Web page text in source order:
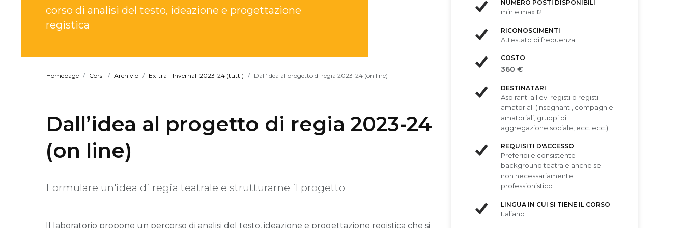
NUMERO POSTI DISPONIBILI
min e max 12
RICONOSCIMENTI
Attestato di frequenza
COSTO
360 €
DESTINATARI
Aspiranti allievi registi o registi
amatoriali (insegnanti, compagnie
amatoriali, gruppi di
aggregazione sociale, ecc. ecc.)
REQUISITI D'ACCESSO
Preferibile consistente
background teatrale anche se
non necessariamente
professionistico
LINGUA IN CUI SI TIENE IL CORSO
Italiano
corso di analisi del testo, ideazione e progettazione
registica
Homepage Corsi Archivio Ex-tra - Invernali 2023-24 (tutti) Dall’idea al progetto di regia 2023-24 (on line)
Dall’idea al progetto di regia 2023-24
(on line)
Formulare un'idea di regia teatrale e strutturarne il progetto
Il laboratorio propone un percorso di analisi del testo, ideazione e progettazione registica che si